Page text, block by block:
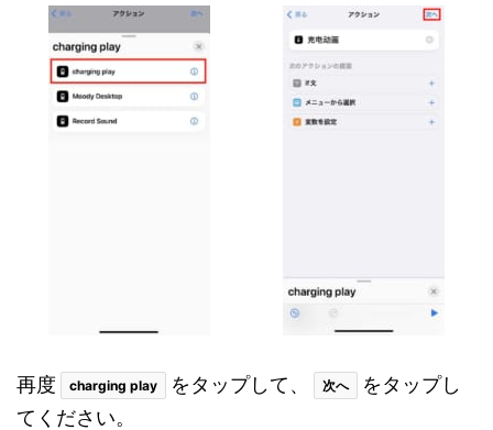
再度 charging play をタップして、 次へ
をタップし
てください。